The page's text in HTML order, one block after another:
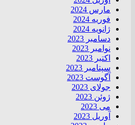
مارس 2024
فوریه 2024
ژانویه 2024
دسامبر 2023
نوامبر 2023
اکتبر 2023
سپتامبر 2023
آگوست 2023
جولای 2023
ژوئن 2023
می 2023
آوریل 2023